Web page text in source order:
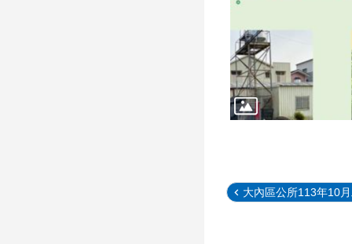
大內區公所113年10